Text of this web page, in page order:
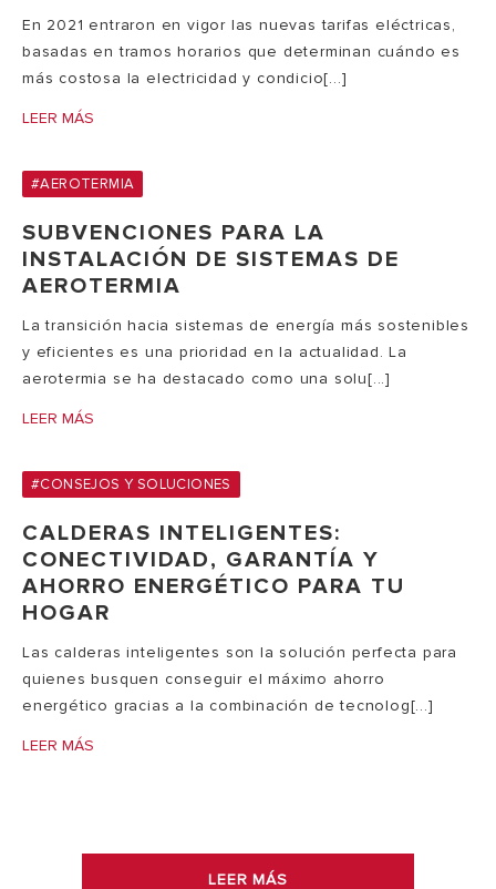
En 2021 entraron en vigor las nuevas tarifas eléctricas,
basadas en tramos horarios que determinan cuándo es
más costosa la electricidad y condicio[...]
LEER MÁS
#AEROTERMIA
SUBVENCIONES PARA LA
INSTALACIÓN DE SISTEMAS DE
AEROTERMIA
La transición hacia sistemas de energía más sostenibles
y eficientes es una prioridad en la actualidad. La
aerotermia se ha destacado como una solu[...]
LEER MÁS
#CONSEJOS Y SOLUCIONES
CALDERAS INTELIGENTES:
CONECTIVIDAD, GARANTÍA Y
AHORRO ENERGÉTICO PARA TU
HOGAR
Las calderas inteligentes son la solución perfecta para
quienes busquen conseguir el máximo ahorro
energético gracias a la combinación de tecnolog[...]
LEER MÁS
LEER MÁS